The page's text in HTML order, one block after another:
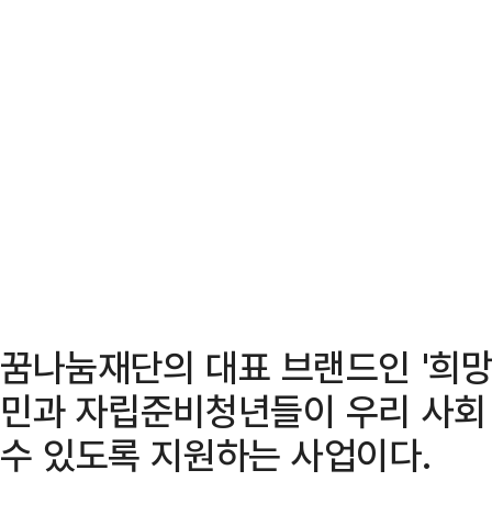
꿈나눔재단의 대표 브랜드인 '희
민과 자립준비청년들이 우리 사
수 있도록 지원하는 사업이다.